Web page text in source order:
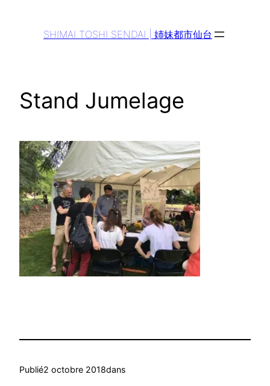
SHIMAI TOSHI SENDAI | 姉妹都市仙台
Stand Jumelage
Publié2 octobre 2018dans